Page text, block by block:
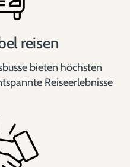
reisen
bieten höchsten
Reiseerlebnisse